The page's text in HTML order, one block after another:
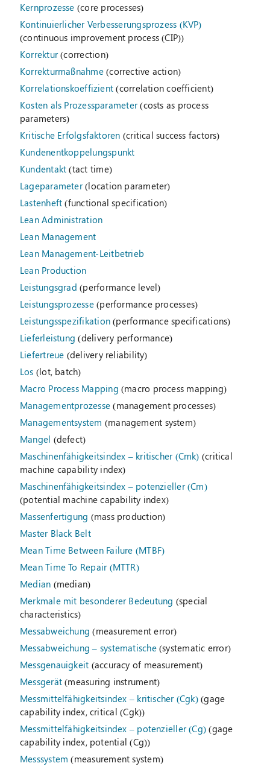
Kernprozesse (core processes)
Kontinuierlicher Verbesserungsprozess (KVP)
(continuous improvement process (CIP))
Korrektur(correction)
Korrekturmaßnahme(corrective action)
Korrelationskoeffizient (correlation coefficient)
Kosten als Prozessparameter(costs as process
parameters)
Kritische Erfolgsfaktoren (critical success factors)
Kundenentkoppelungspunkt
Kundentakt (tact time)
Lageparameter(location parameter)
Lastenheft (functional specification)
Lean Administration
Lean Management
Lean Management-Leitbetrieb
Lean Production
Leistungsgrad (performance level)
Leistungsprozesse(performance processes)
Leistungsspezifikation(performance specifications)
Lieferleistung (delivery performance)
Liefertreue (delivery reliability)
Los (lot, batch)
Macro Process Mapping (macro process mapping)
Managementprozesse (management processes)
Managementsystem (management system)
Mangel (defect)
Maschinenfähigkeitsindex – kritischer (Cmk) (critical
machine capability index)
Maschinenfähigkeitsindex – potenzieller (Cm)
(potential machine capability index)
Massenfertigung (mass production)
Master Black Belt
Mean Time Between Failure (MTBF)
Mean Time To Repair (MTTR)
Median (median)
Merkmale mit besonderer Bedeutung (special
characteristics)
Messabweichung (measurement error)
Messabweichung – systematische(systematic error)
Messgenauigkeit (accuracy of measurement)
Messgerät (measuring instrument)
Messmittelfähigkeitsindex – kritischer (Cgk)(gage
capability index, critical (Cgk))
Messmittelfähigkeitsindex – potenzieller (Cg) (gage
capability index, potential (Cg))
Messsystem (measurement system)